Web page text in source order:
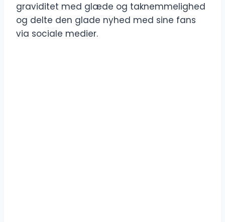
graviditet med glæde og taknemmelighed
og delte den glade nyhed med sine fans
via sociale medier.